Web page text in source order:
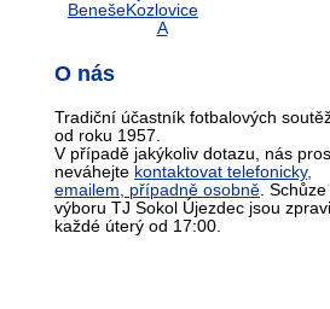
O nás
Tradiční účastník fotbalových
od roku 1957.
V případě jakýkoliv dotazu, nás
neváhejte kontaktovat telefonicky,
emailem, případně osobně. Schůze
výboru TJ Sokol Újezdec jsou
každé úterý od 17:00.